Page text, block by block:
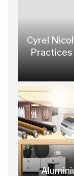
Cyrel
Practices